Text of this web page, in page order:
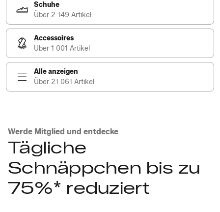
Schuhe
Über 2 149 Artikel
Accessoires
Über 1 001 Artikel
Alle anzeigen
Über 21 061 Artikel
Werde Mitglied und entdecke
Tägliche
Schnäppchen bis zu
75%* reduziert